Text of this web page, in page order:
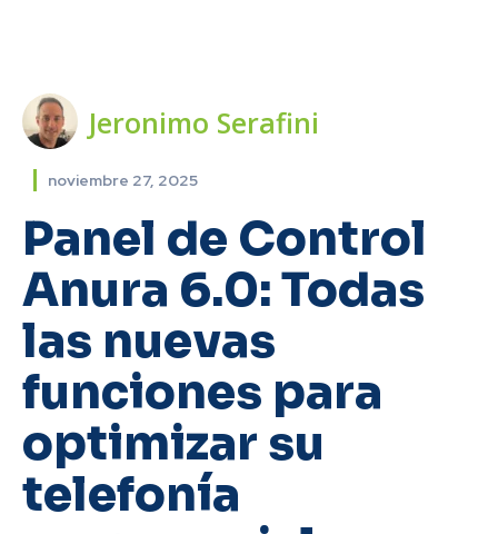
Jeronimo Serafini
noviembre 27, 2025
Panel de Control
Anura 6.0: Todas
las nuevas
funciones para
optimizar su
telefonía